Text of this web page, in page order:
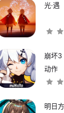
光·遇
崩坏3
动作
明日